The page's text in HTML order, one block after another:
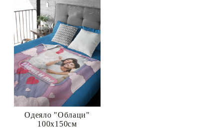
Одеяло "Облаци"
100х150см